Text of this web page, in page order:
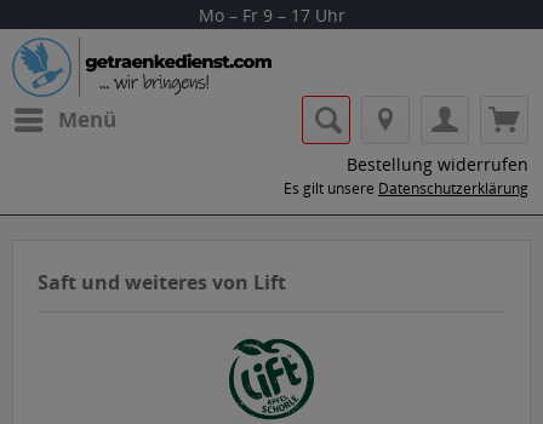
Mo – Fr 9 – 17 Uhr
Menü
Bestellung widerrufen
Es gilt unsere Datenschutzerklärung
Saft und weiteres von Lift